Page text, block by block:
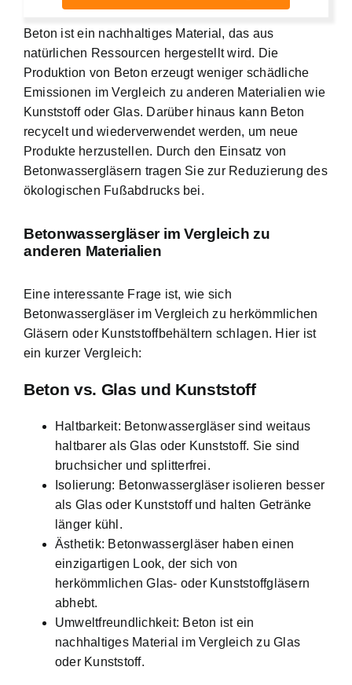
Beton ist ein nachhaltiges Material, das aus
natürlichen Ressourcen hergestellt wird. Die
Produktion von Beton erzeugt weniger schädliche
Emissionen im Vergleich zu anderen Materialien wie
Kunststoff oder Glas. Darüber hinaus kann Beton
recycelt und wiederverwendet werden, um neue
Produkte herzustellen. Durch den Einsatz von
Betonwassergläsern tragen Sie zur Reduzierung des
ökologischen Fußabdrucks bei.
Betonwassergläser im Vergleich zu
anderen Materialien
Eine interessante Frage ist, wie sich
Betonwassergläser im Vergleich zu herkömmlichen
Gläsern oder Kunststoffbehältern schlagen. Hier ist
ein kurzer Vergleich:
Beton vs. Glas und Kunststoff
Haltbarkeit: Betonwassergläser sind weitaus
haltbarer als Glas oder Kunststoff. Sie sind
bruchsicher und splitterfrei.
Isolierung: Betonwassergläser isolieren besser
als Glas oder Kunststoff und halten Getränke
länger kühl.
Ästhetik: Betonwassergläser haben einen
einzigartigen Look, der sich von
herkömmlichen Glas- oder Kunststoffgläsern
abhebt.
Umweltfreundlichkeit: Beton ist ein
nachhaltiges Material im Vergleich zu Glas
oder Kunststoff.